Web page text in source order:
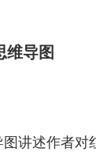
维导图
讲述作者对